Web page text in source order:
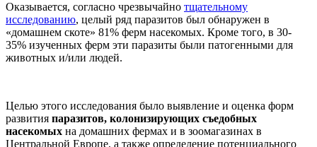
Оказывается, согласно чрезвычайно тщательному
исследованию, целый ряд паразитов был обнаружен в
«домашнем скоте» 81% ферм насекомых. Кроме того, в 30-
35% изученных ферм эти паразиты были патогенными для
животных и/или людей.
Целью этого исследования было выявление и оценка форм
развития паразитов, колонизирующих съедобных
насекомых на домашних фермах и в зоомагазинах в
Центральной Европе, а также определение потенциального